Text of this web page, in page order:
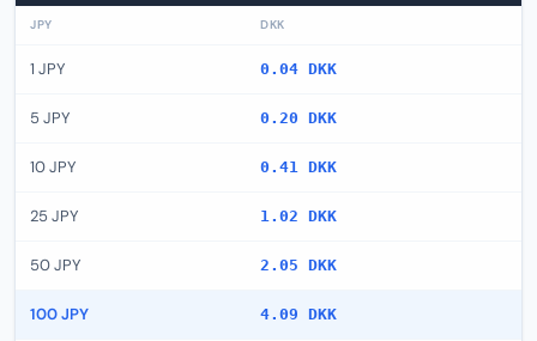
JPY DKK
1 JPY 0.04 DKK
5 JPY 0.20 DKK
10 JPY 0.41 DKK
25 JPY 1.02 DKK
50 JPY 2.05 DKK
100 JPY 4.09 DKK